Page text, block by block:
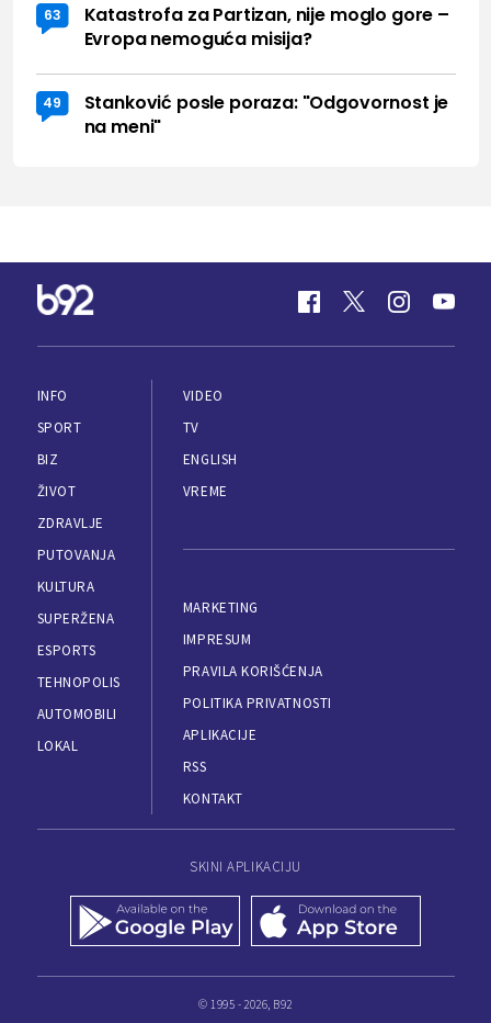
63
Katastrofa za Partizan, nije moglo gore –
Evropa nemoguća misija?
49
Stanković posle poraza: "Odgovornost je
na meni"
INFO
SPORT
BIZ
ŽIVOT
ZDRAVLJE
PUTOVANJA
KULTURA
SUPERŽENA
ESPORTS
TEHNOPOLIS
AUTOMOBILI
LOKAL
VIDEO
TV
ENGLISH
VREME
MARKETING
IMPRESUM
PRAVILA KORIŠĆENJA
POLITIKA PRIVATNOSTI
APLIKACIJE
RSS
KONTAKT
SKINI APLIKACIJU
© 1995 - 2026, B92